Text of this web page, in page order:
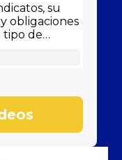
su
obligaciones
tipo de